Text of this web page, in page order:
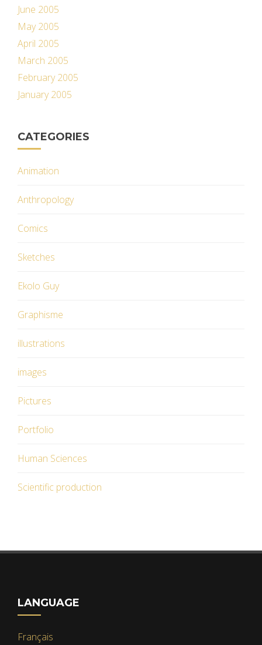
June 2005
May 2005
April 2005
March 2005
February 2005
January 2005
CATEGORIES
Animation
Anthropology
Comics
Sketches
Ekolo Guy
Graphisme
illustrations
images
Pictures
Portfolio
Human Sciences
Scientific production
LANGUAGE
Français